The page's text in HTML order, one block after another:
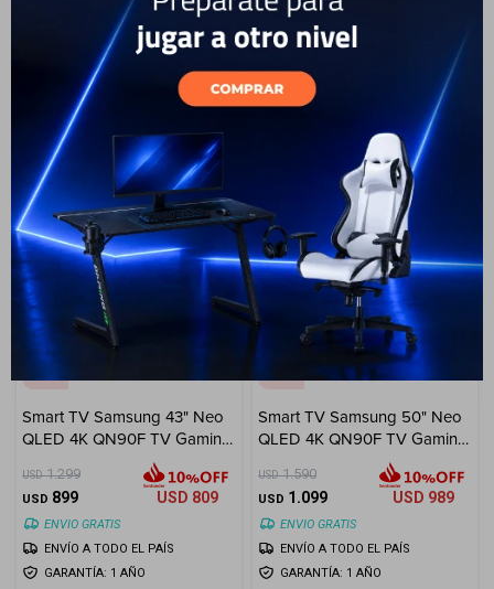
USD 1.439
ENVIO GRATIS
GARANTÍA: 1 AÑO
ENVÍO A TODO EL PAÍS
USD 3.299
ENVIO GRATIS
GARANTÍA: 1 AÑO
Smart TV Samsung 43" Neo
QLED 4K QN90F TV Gaming
USD 1.299
USD 899 USD 809
ENVIO GRATIS
GARANTÍA: 1 AÑO
ENVÍO A TODO EL PAÍS
Smart TV Samsung 50" Neo
QLED 4K QN90F TV Gaming
USD 1.590
USD 1.099 USD 989
ENVIO GRATIS
GARANTÍA: 1 AÑO
ENVÍO A TODO EL PAÍS